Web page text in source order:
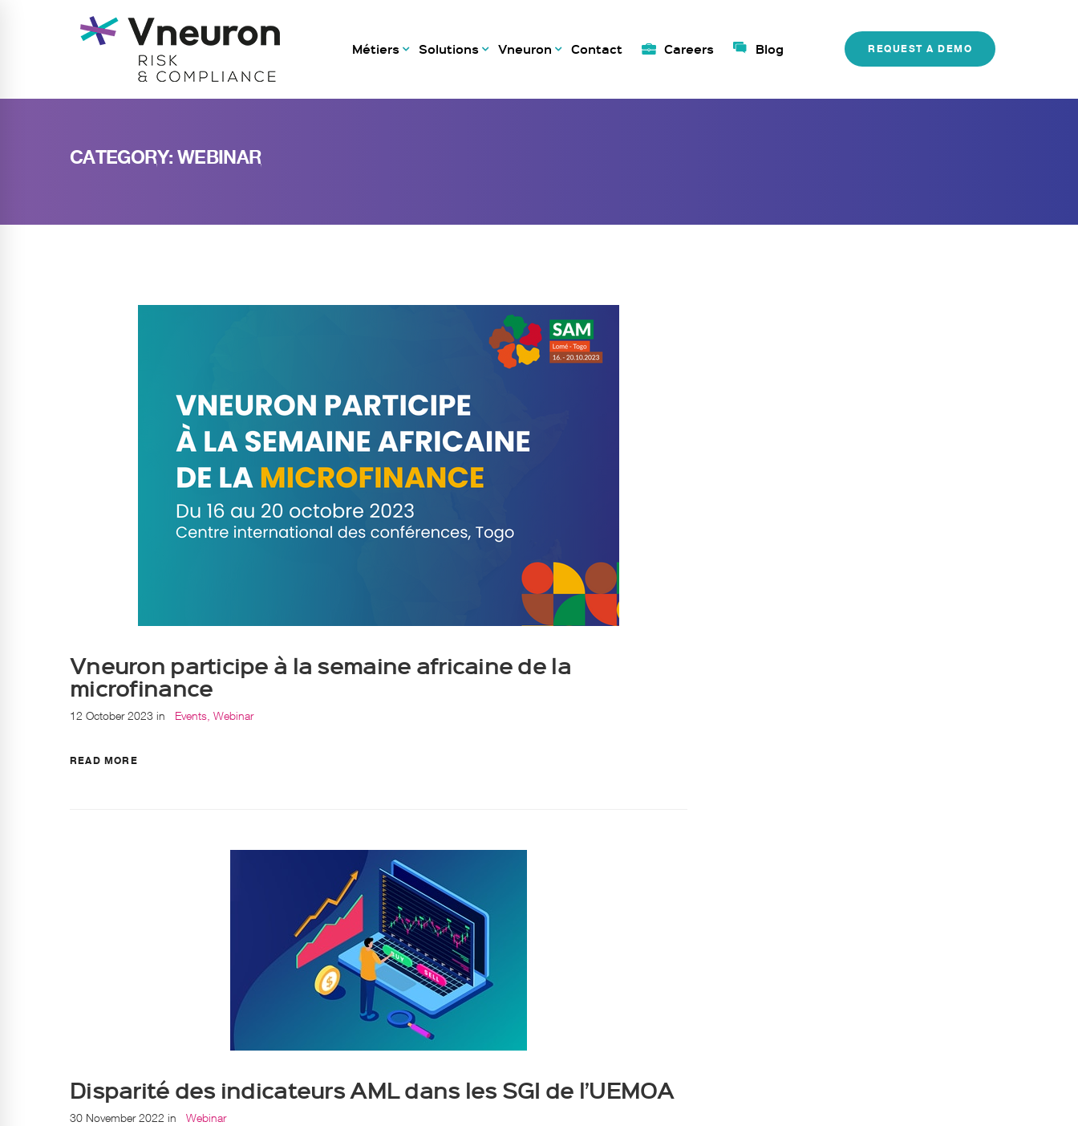
Métiers Solutions Vneuron Contact Careers Blog REQUEST A DEMO
CATEGORY: WEBINAR
Vneuron participe à la semaine africaine de la
microfinance
12 October 2023 in Events Webinar
READ MORE
Disparité des indicateurs AML dans les SGI de l’UEMOA
30 November 2022 in Webinar